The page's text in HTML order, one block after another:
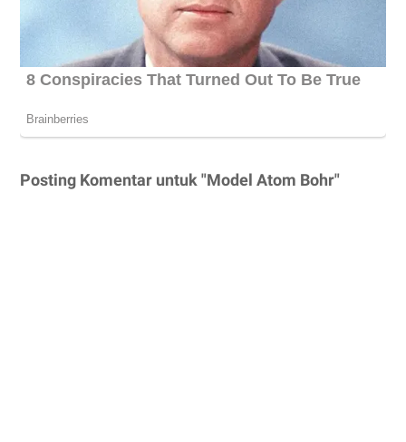
Posting Komentar untuk "Model Atom Bohr"